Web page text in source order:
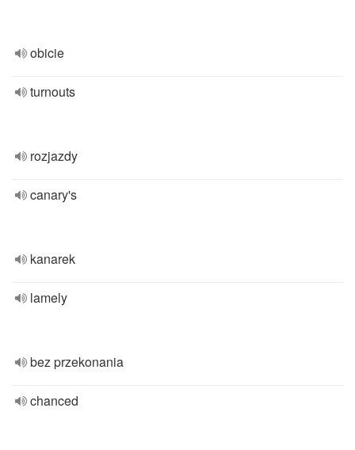
obicie
turnouts
rozjazdy
canary's
kanarek
lamely
bez przekonania
chanced